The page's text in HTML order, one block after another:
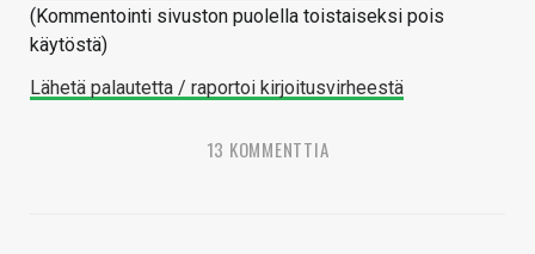
(Kommentointi sivuston puolella toistaiseksi pois
käytöstä)
Lähetä palautetta / raportoi kirjoitusvirheestä
13 KOMMENTTIA